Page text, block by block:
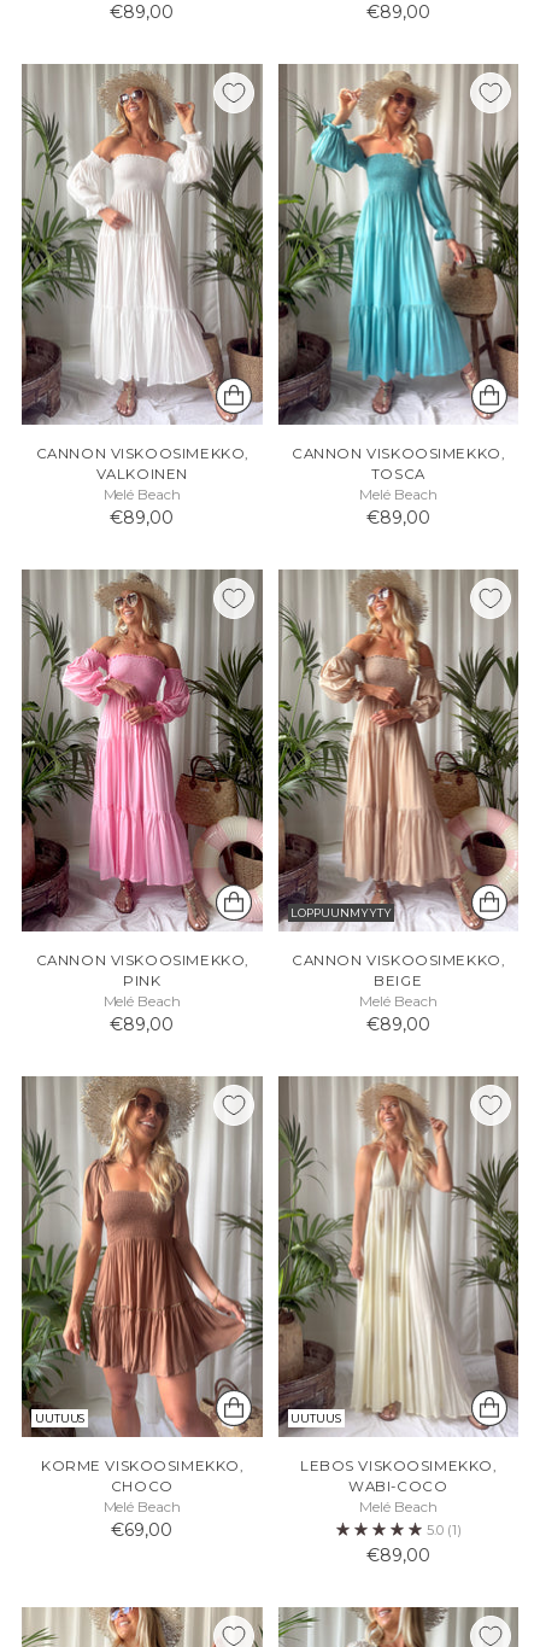
€89,00 €89,00
CANNON VISKOOSIMEKKO,
VALKOINEN
Melé Beach
€89,00
CANNON VISKOOSIMEKKO,
TOSCA
Melé Beach
€89,00
CANNON VISKOOSIMEKKO,
PINK
Melé Beach
€89,00
LOPPUUNMYYTY
CANNON VISKOOSIMEKKO,
BEIGE
Melé Beach
€89,00
UUTUUS
KORME VISKOOSIMEKKO,
CHOCO
Melé Beach
€69,00
UUTUUS
LEBOS VISKOOSIMEKKO,
WABI-COCO
Melé Beach
5.0 (1)
€89,00